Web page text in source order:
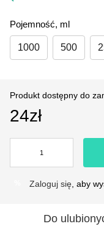
Pojemność, ml
1000 500
Produkt dostępny do
24zł
Zaloguj się , aby
Do